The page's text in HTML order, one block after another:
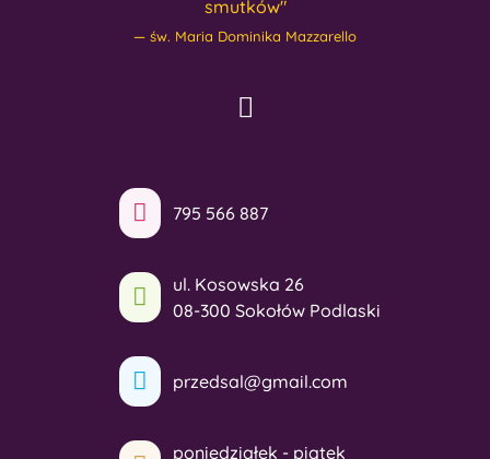
smutków"
św. Maria Dominika Mazzarello
795 566 887
ul. Kosowska 26
08-300 Sokołów Podlaski
przedsal@gmail.com
poniedziałek - piątek